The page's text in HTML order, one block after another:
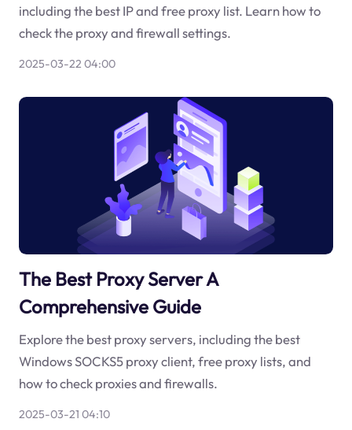
including the best IP and free proxy list. Learn how to
check the proxy and firewall settings.
2025-03-22 04:00
The Best Proxy Server A
Comprehensive Guide
Explore the best proxy servers, including the best
Windows SOCKS5 proxy client, free proxy lists, and
how to check proxies and firewalls.
2025-03-21 04:10